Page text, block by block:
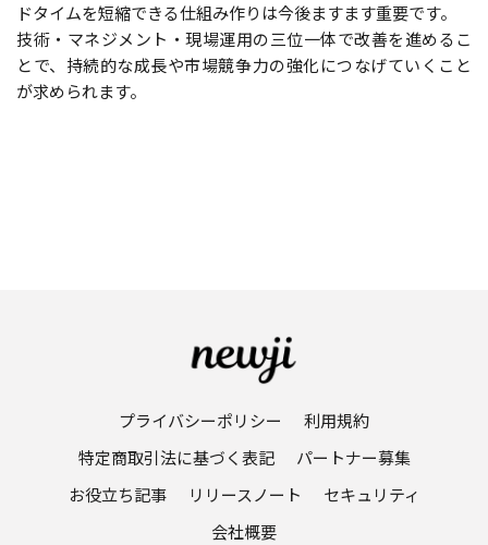
ドタイムを短縮できる仕組み作りは今後ますます重要です。
技術・マネジメント・現場運用の三位一体で改善を進めるこ
とで、持続的な成長や市場競争力の強化につなげていくこと
が求められます。
プライバシーポリシー
利用規約
特定商取引法に基づく表記
パートナー募集
お役立ち記事
リリースノート
セキュリティ
会社概要